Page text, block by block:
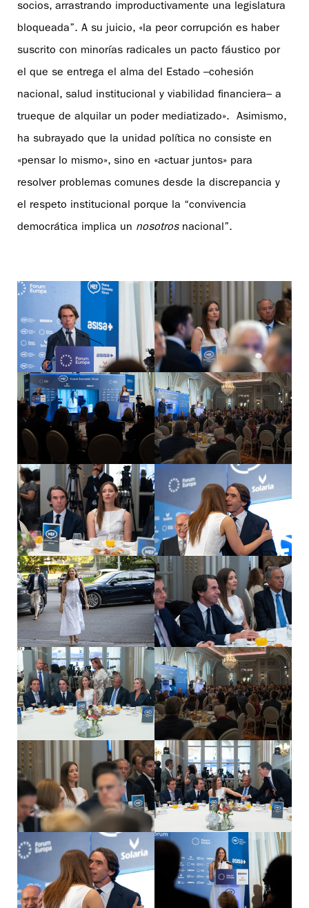
socios, arrastrando improductivamente una legislatura
bloqueada”. A su juicio, «la peor corrupción es haber
suscrito con minorías radicales un pacto fáustico por
el que se entrega el alma del Estado –cohesión
nacional, salud institucional y viabilidad financiera– a
trueque de alquilar un poder mediatizado». Asimismo,
ha subrayado que la unidad política no consiste en
«pensar lo mismo», sino en «actuar juntos» para
resolver problemas comunes desde la discrepancia y
el respeto institucional porque la “convivencia
democrática implica un nosotrosnacional”.